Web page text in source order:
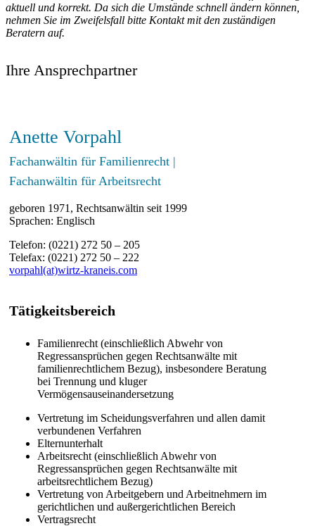
aktuell und korrekt. Da sich die Umstände schnell ändern können,
nehmen Sie im Zweifelsfall bitte Kontakt mit den zuständigen
Beratern auf.
Ihre Ansprechpartner
Anette Vorpahl
Fachanwältin für Familienrecht |
Fachanwältin für Arbeitsrecht
geboren 1971, Rechtsanwältin seit 1999
Sprachen: Englisch
Telefon: (0221) 272 50 – 205
Telefax: (0221) 272 50 – 222
vorpahl(at)wirtz-kraneis.com
Tätigkeitsbereich
Familienrecht (einschließlich Abwehr von
Regressansprüchen gegen Rechtsanwälte mit
familienrechtlichem Bezug), insbesondere Beratung
bei Trennung und kluger
Vermögensauseinandersetzung
Vertretung im Scheidungsverfahren und allen damit
verbundenen Verfahren
Elternunterhalt
Arbeitsrecht (einschließlich Abwehr von
Regressansprüchen gegen Rechtsanwälte mit
arbeitsrechtlichem Bezug)
Vertretung von Arbeitgebern und Arbeitnehmern im
gerichtlichen und außergerichtlichen Bereich
Vertragsrecht